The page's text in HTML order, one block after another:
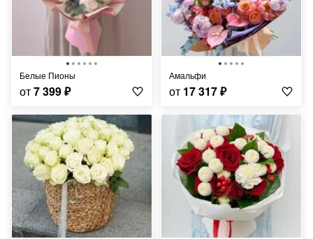
Белые Пионы
от7 399₽
Амальфи
от 17 317₽